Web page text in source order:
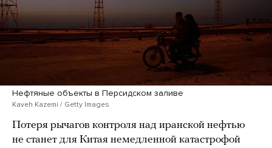
Нефтяные объекты в Персидском заливе
Kaveh Kazemi / Getty Images
Потеря рычагов контроля над иранской нефтью
не станет для Китая немедленной катастрофой